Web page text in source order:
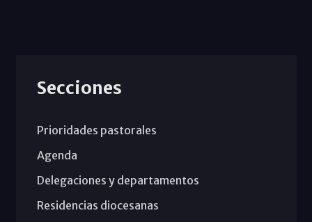
Secciones
Prioridades pastorales
Agenda
Delegaciones y departamentos
Residencias diocesanas